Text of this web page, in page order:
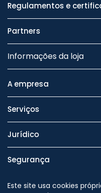
Regulamentos e
Partners
Informações da loja
A empresa
Serviços
Jurídico
Segurança
Este site usa cookies